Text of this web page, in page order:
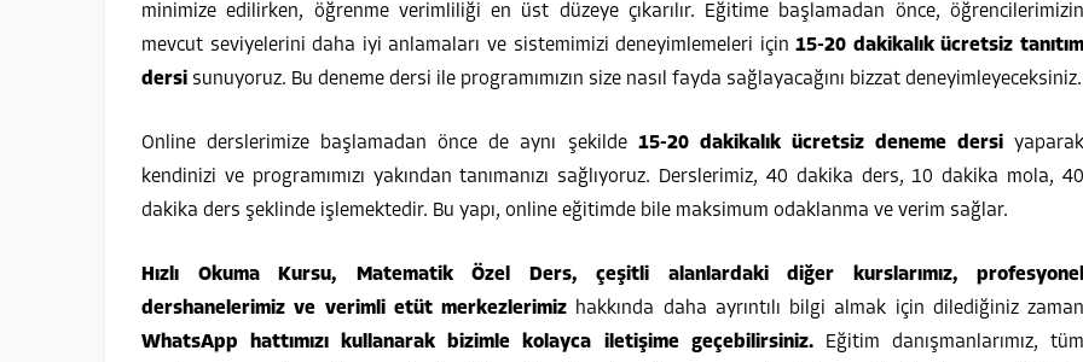
minimize edilirken, öğrenme verimliliği en üst düzeye çıkarılır. Eğitime başlamadan önce, öğrencilerimizin
mevcut seviyelerini daha iyi anlamaları ve sistemimizi deneyimlemeleri için15-20 dakikalık ücretsiz tanıtım
dersi sunuyoruz. Bu deneme dersi ile programımızın size nasıl fayda sağlayacağını bizzat deneyimleyeceksiniz.
Online derslerimize başlamadan önce de aynı şekilde 15-20 dakikalık ücretsiz deneme dersiyaparak
kendinizi ve programımızı yakından tanımanızı sağlıyoruz. Derslerimiz, 40 dakika ders, 10 dakika mola, 40
dakika ders şeklinde işlemektedir. Bu yapı, online eğitimde bile maksimum odaklanma ve verim sağlar.
Hızlı Okuma Kursu, Matematik Özel Ders, çeşitli alanlardaki diğer kurslarımız, profesyonel
dershanelerimiz ve verimli etüt merkezlerimiz hakkında daha ayrıntılı bilgi almak için dilediğiniz zaman
WhatsApp hattımızı kullanarak bizimle kolayca iletişime geçebilirsiniz.Eğitim danışmanlarımız, tüm